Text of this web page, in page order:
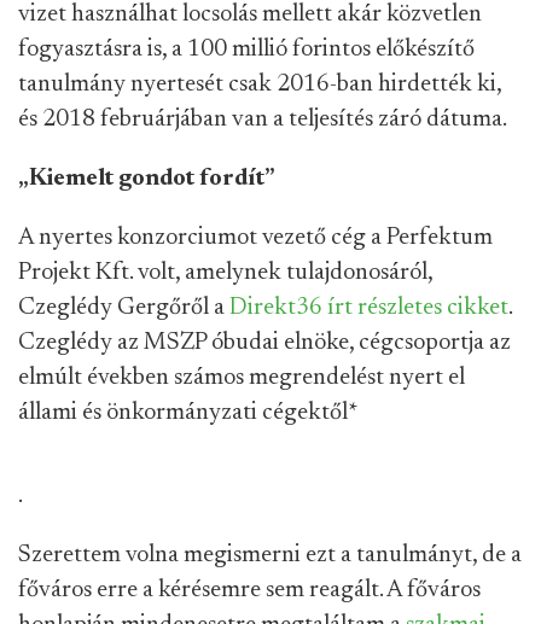
vizet használhat locsolás mellett akár közvetlen
fogyasztásra is, a 100 millió forintos előkészítő
tanulmány nyertesét csak 2016-ban hirdették ki,
és 2018 februárjában van a teljesítés záró dátuma.
„Kiemelt gondot fordít”
A nyertes konzorciumot vezető cég a Perfektum
Projekt Kft. volt, amelynek tulajdonosáról,
Czeglédy Gergőről a Direkt36 írt részletes cikket.
Czeglédy az MSZP óbudai elnöke, cégcsoportja az
elmúlt években számos megrendelést nyert el
állami és önkormányzati cégektől*
.
Szerettem volna megismerni ezt a tanulmányt, de a
főváros erre a kérésemre sem reagált. A főváros